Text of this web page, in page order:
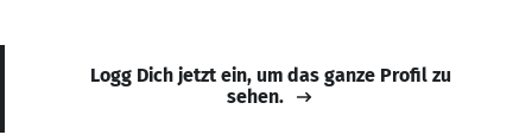
Logg Dich jetzt ein, um das ganze Profil zu
sehen.